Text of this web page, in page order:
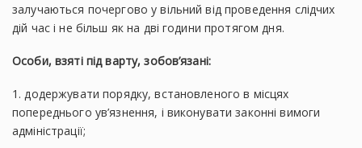
залучаються почергово у вільний від проведення слідчих
дій час і не більш як на дві години протягом дня.
Особи, взяті під варту, зобов’язані:
1. додержувати порядку, встановленого в місцях
попереднього ув’язнення, і виконувати законні вимоги
адміністрації;